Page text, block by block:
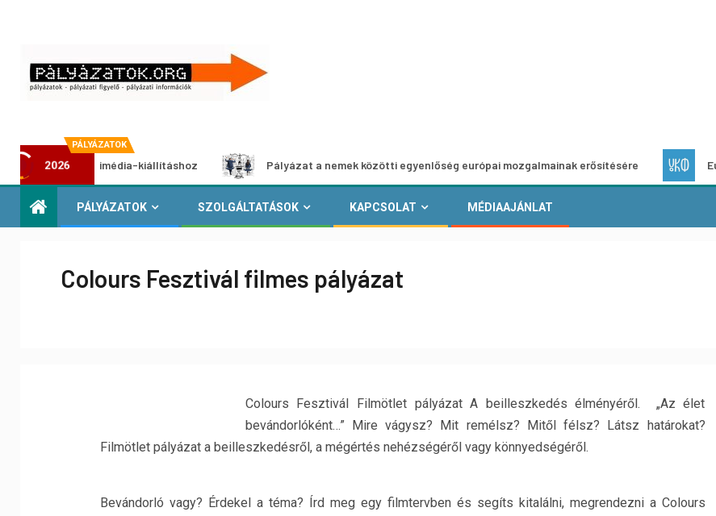
PÁLYÁZATOK
2026
multimédia-kiállításhoz Pályázat a nemek közötti egyenlőség európai mozgalmainak erősítésére Európai
PÁLYÁZATOK SZOLGÁLTATÁSOK KAPCSOLAT MÉDIAAJÁNLAT
Colours Fesztivál filmes pályázat
Colours Fesztivál Filmötlet pályázat A beilleszkedés élményéről. „Az élet
bevándorlóként…” Mire vágysz? Mit remélsz? Mitől félsz? Látsz határokat?
Filmötlet pályázat a beilleszkedésről, a mégértés nehézségéről vagy könnyedségéről.
Bevándorló vagy? Érdekel a téma? Írd meg egy filmtervben és segíts kitalálni, megrendezni a Colours